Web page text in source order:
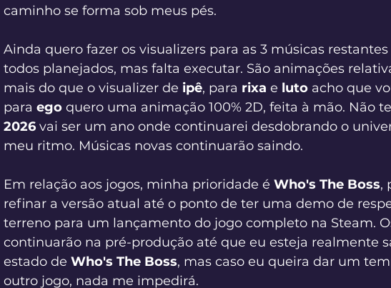
caminho se forma sob meus pés.
Ainda quero fazer os visualizers para as 3 músicas
todos planejados, mas falta executar. São animações
mais do que o visualizer de ipê, para rixa e luto acho que
para ego quero uma animação 100% 2D, feita à mão. Não
2026 vai ser um ano onde continuarei desdobrando o
meu ritmo. Músicas novas continuarão saindo.
Em relação aos jogos, minha prioridade é Who's The Boss,
refinar a versão atual até o ponto de ter uma demo de
terreno para um lançamento do jogo completo na Steam.
continuarão na pré-produção até que eu esteja realmente
estado de Who's The Boss, mas caso eu queira dar um
outro jogo, nada me impedirá.